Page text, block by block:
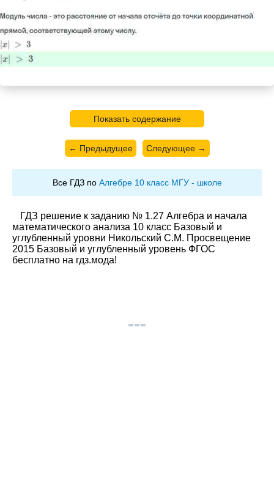
Показать содержание
← Предыдущее Следующее →
Все ГДЗ по Алгебре 10 класс МГУ - школе
ГДЗ решение к заданию № 1.27 Алгебра и начала
математического анализа 10 класс Базовый и
углубленный уровни Никольский С.М. Просвещение
2015 Базовый и углубленный уровень ФГОС
бесплатно на гдз.мода!